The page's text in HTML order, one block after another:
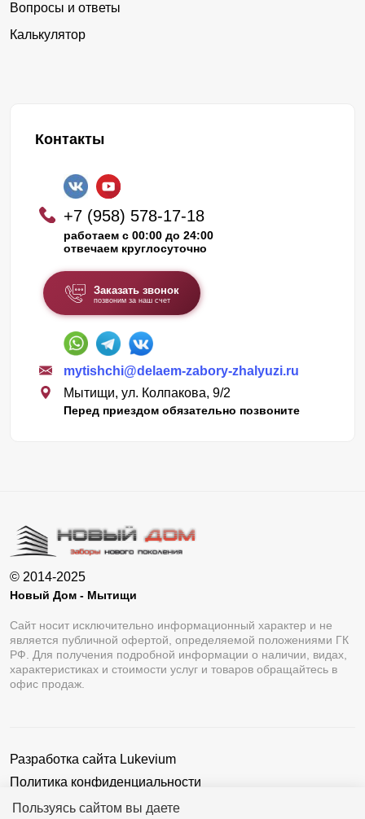
Пользуясь сайтом вы даете
Вопросы и ответы
Калькулятор
Контакты
+7 (958) 578-17-18
работаем с 00:00 до 24:00
отвечаем круглосуточно
Заказать звонок
позвоним за наш счет
mytishchi@delaem-zabory-zhalyuzi.ru
Мытищи, ул. Колпакова, 9/2
Перед приездом обязательно позвоните
© 2014-2025
Новый Дом - Мытищи
Сайт носит исключительно информационный характер и не
является публичной офертой, определяемой положениями ГК
РФ. Для получения подробной информации о наличии, видах,
характеристиках и стоимости услуг и товаров обращайтесь в
офис продаж.
Разработка сайта Lukevium
Политика конфиденциальности
Пользовательское соглашение